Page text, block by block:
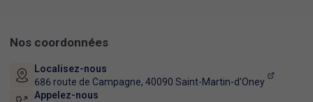
Nos coordonnées
Localisez-nous
686 route de Campagne, 40090 Saint-Martin-d'Oney
Appelez-nous